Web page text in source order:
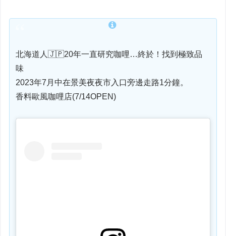
北海道人🇯🇵20年一直研究咖哩…終於！找到極致品
味
2023年7月中在景美夜夜市入口旁邊走路1分鐘。
香料歐風咖哩店(7/14OPEN)